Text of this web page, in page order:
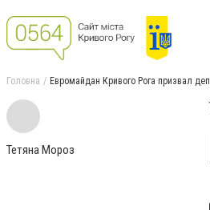
Головна Евромайдан Кривого Рога призвал
Тетяна Мороз